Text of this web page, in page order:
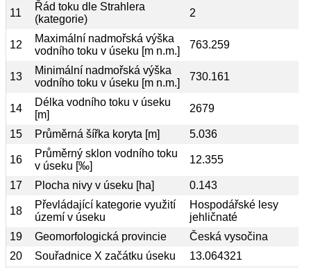
11
Řád toku dle Strahlera
(kategorie)
2
12
Maximální nadmořská výška
vodního toku v úseku [m n.m.]
763.259
13
Minimální nadmořská výška
vodního toku v úseku [m n.m.]
730.161
14
Délka vodního toku v úseku
[m]
2679
15 Průměrná šířka koryta [m] 5.036
16
Průměrný sklon vodního toku
v úseku [‰]
12.355
17 Plocha nivy v úseku [ha] 0.143
18
Převládající kategorie využití
území v úseku
Hospodářské lesy
jehličnaté
19
Geomorfologická provincie
Česká vysočina
20
Souřadnice X začátku úseku
13.064321